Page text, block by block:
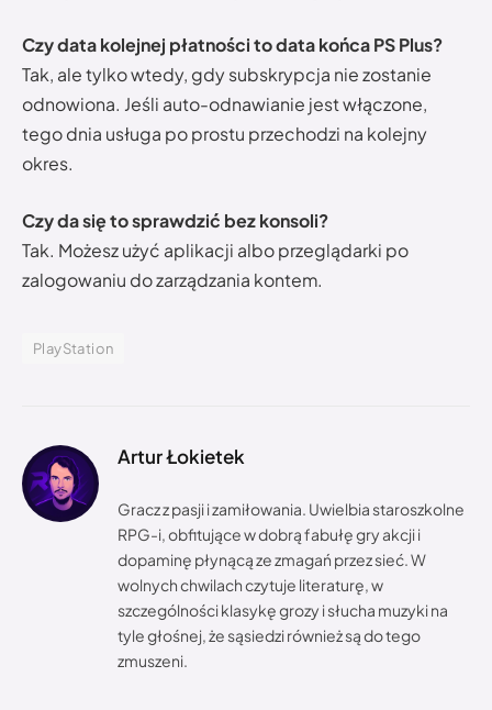
Czy data kolejnej płatności to data końca PS Plus?
Tak, ale tylko wtedy, gdy subskrypcja nie zostanie
odnowiona. Jeśli auto-odnawianie jest włączone,
tego dnia usługa po prostu przechodzi na kolejny
okres.
Czy da się to sprawdzić bez konsoli?
Tak. Możesz użyć aplikacji albo przeglądarki po
zalogowaniu do zarządzania kontem.
PlayStation
Artur Łokietek
Gracz z pasji i zamiłowania. Uwielbia staroszkolne
RPG-i, obfitujące w dobrą fabułę gry akcji i
dopaminę płynącą ze zmagań przez sieć. W
wolnych chwilach czytuje literaturę, w
szczególności klasykę grozy i słucha muzyki na
tyle głośnej, że sąsiedzi również są do tego
zmuszeni.